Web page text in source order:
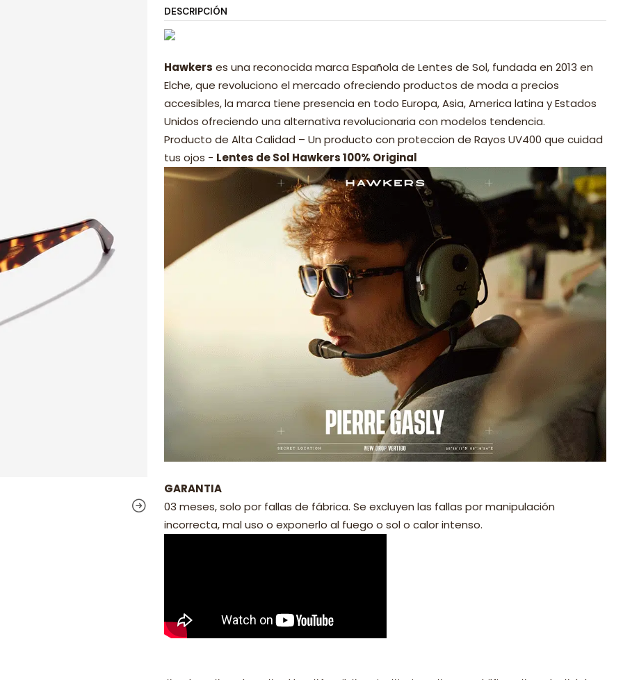
DESCRIPCIÓN
Hawkers es una reconocida marca Española de Lentes de Sol, fundada en 2013 en
Elche, que revoluciono el mercado ofreciendo productos de moda a precios
accesibles, la marca tiene presencia en todo Europa, Asia, America latina y Estados
Unidos ofreciendo una alternativa revolucionaria con modelos tendencia.
Producto de Alta Calidad – Un producto con proteccion de Rayos UV400 que cuidad
tus ojos - Lentes de Sol Hawkers 100% Original
GARANTIA
03 meses, solo por fallas de fábrica. Se excluyen las fallas por manipulación
incorrecta, mal uso o exponerlo al fuego o sol o calor intenso.